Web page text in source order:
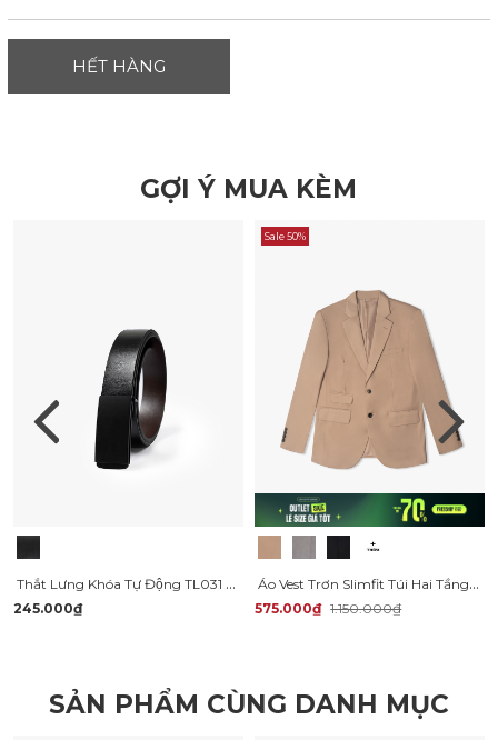
HẾT HÀNG
GỢI Ý MUA KÈM
Thắt Lưng Khóa Tự Động TL031 Màu Đen
245.000₫
Sale 50%
Áo Vest Trơn Slimfit Túi Hai Tầng AV039
575.000₫ 1.150.000₫
SẢN PHẨM CÙNG DANH MỤC